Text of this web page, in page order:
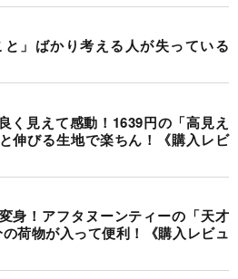
」ばかり考える人が失っている
く見えて感動！1639円の「高見え
伸びる生地で楽ちん！《購入レビ
身！アフタヌーンティーの「天才
荷物が入って便利！《購入レビュ